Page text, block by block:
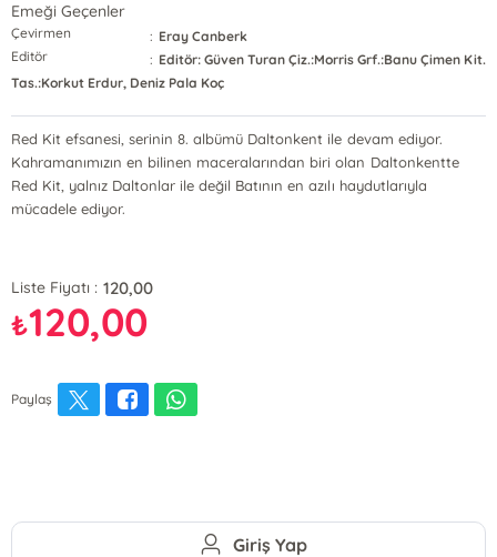
Emeği Geçenler
Çevirmen : Eray Canberk
Editör
: Editör: Güven Turan Çiz.:Morris Grf.:Banu Çimen Kit.
Tas.:Korkut Erdur, Deniz Pala Koç
Red Kit efsanesi, serinin 8. albümü Daltonkent ile devam ediyor.
Kahramanımızın en bilinen maceralarından biri olan Daltonkentte
Red Kit, yalnız Daltonlar ile değil Batının en azılı haydutlarıyla
mücadele ediyor.
Liste Fiyatı : 120,00
₺120,00
Paylaş
Giriş Yap